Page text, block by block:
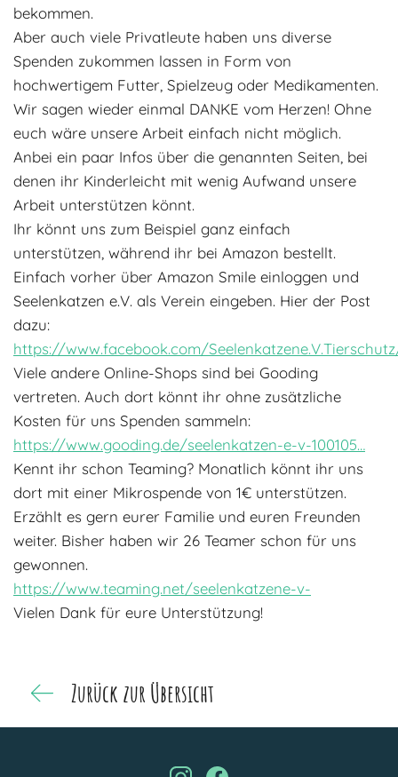
bekommen.
Aber auch viele Privatleute haben uns diverse
Spenden zukommen lassen in Form von
hochwertigem Futter, Spielzeug oder Medikamenten.
Wir sagen wieder einmal DANKE vom Herzen! Ohne
euch wäre unsere Arbeit einfach nicht möglich.
Anbei ein paar Infos über die genannten Seiten, bei
denen ihr Kinderleicht mit wenig Aufwand unsere
Arbeit unterstützen könnt.
Ihr könnt uns zum Beispiel ganz einfach
unterstützen, während ihr bei Amazon bestellt.
Einfach vorher über Amazon Smile einloggen und
Seelenkatzen e.V. als Verein eingeben. Hier der Post
dazu:
https://www.facebook.com/
Viele andere Online-Shops sind bei Gooding
vertreten. Auch dort könnt ihr ohne zusätzliche
Kosten für uns Spenden sammeln:
https://www.gooding.de/seelenkatzen-e-v-100105…
Kennt ihr schon Teaming? Monatlich könnt ihr uns
dort mit einer Mikrospende von 1€ unterstützen.
Erzählt es gern eurer Familie und euren Freunden
weiter. Bisher haben wir 26 Teamer schon für uns
gewonnen.
https://www.teaming.net/seelenkatzene-v-
Vielen Dank für eure Unterstützung!
Zurück zur Übersicht